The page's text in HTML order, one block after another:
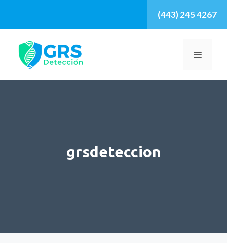
(443) 245 4267
MENÚ
grsdeteccion